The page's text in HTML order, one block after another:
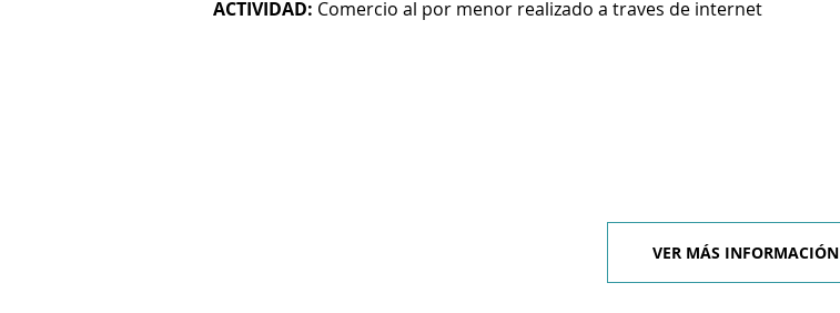
ACTIVIDAD: Comercio al por menor realizado a traves de internet
VER MÁS INFORMACIÓN